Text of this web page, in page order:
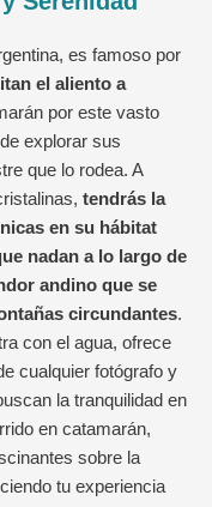
es famoso por
el aliento a
por este vasto
explorar sus
que lo rodea. A
tendrás la
en su hábitat
nadan a lo largo de
andino que se
circundantes.
con el agua, ofrece
cualquier fotógrafo y
la tranquilidad en
en catamarán,
sobre la
tu experiencia